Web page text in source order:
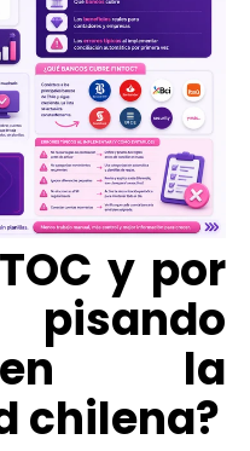
y por
la
chilena?